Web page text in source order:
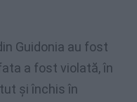
Guidonia au fost
a fost violată, în
şi închis în